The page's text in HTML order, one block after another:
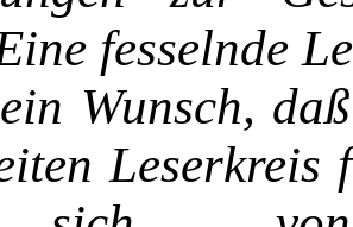
fesselnde
Wunsch,
Leserkreis